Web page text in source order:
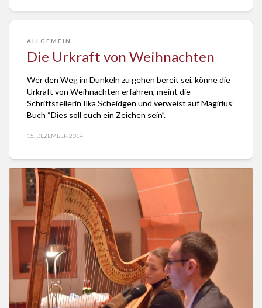
ALLGEMEIN
Die Urkraft von Weihnachten
Wer den Weg im Dunkeln zu gehen bereit sei, könne die
Urkraft von Weihnachten erfahren, meint die
Schriftstellerin Ilka Scheidgen und verweist auf Magirius’
Buch “Dies soll euch ein Zeichen sein”.
15. DEZEMBER 2014